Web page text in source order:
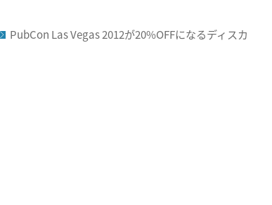
PubCon Las Vegas 2012が20%OFFになるディスカ